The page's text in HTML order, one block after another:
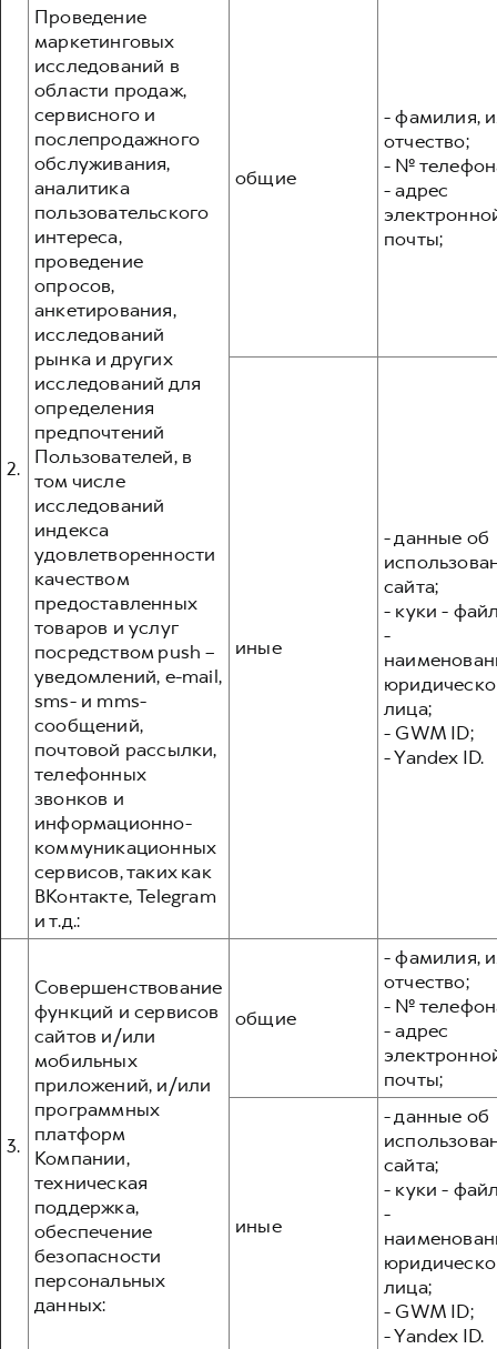
2.
Проведение
маркетинговых
исследований в
области продаж,
сервисного и
послепродажного
обслуживания,
аналитика
пользовательского
интереса,
проведение
опросов,
анкетирования,
исследований
рынка и других
исследований для
определения
предпочтений
Пользователей, в
том числе
исследований
индекса
удовлетворенности
качеством
предоставленных
товаров и услуг
посредством push –
уведомлений, e-mail,
sms- и mms-
сообщений,
почтовой рассылки,
телефонных
звонков и
информационно-
коммуникационных
сервисов, таких как
ВКонтакте, Telegram
и т.д.:
общие
- фамилия,
отчество;
- №
- адрес
почты;
иные
- данные об
сайта;
- куки -
-
лица;
- GWM ID;
- Yandex ID.
3.
Совершенствование
функций и сервисов
сайтов и/или
мобильных
приложений, и/или
программных
платформ
Компании,
техническая
поддержка,
обеспечение
безопасности
персональных
данных:
общие
- фамилия,
отчество;
- №
- адрес
почты;
иные
- данные об
сайта;
- куки -
-
лица;
- GWM ID;
- Yandex ID.